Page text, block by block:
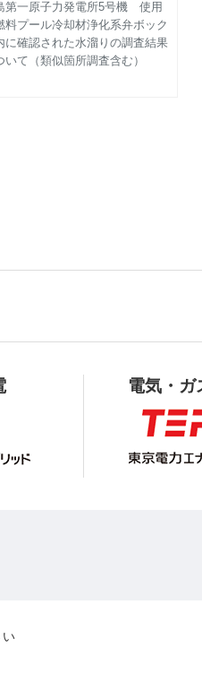
第一原子力発電所5号機 使用
料プール冷却材浄化系弁ボック
に確認された水溜りの調査結果
いて（類似箇所調査含む）
電気・ガ
い